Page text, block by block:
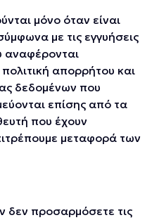
μόνο όταν είναι
με τις εγγυήσεις
αναφέρονται
απορρήτου και
δεδομένων που
επίσης από τα
που έχουν
μεταφορά των
δεν προσαρμόσετε τις